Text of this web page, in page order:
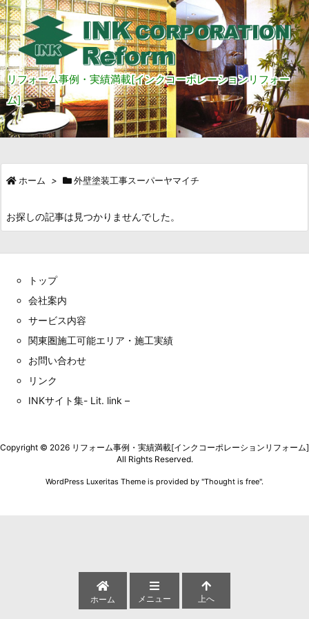
リフォーム事例・実績満載[インクコーポレーションリフォー
ム]
ホーム > 外壁塗装工事スーパーヤマイチ
お探しの記事は見つかりませんでした。
トップ
会社案内
サービス内容
関東圏施工可能エリア・施工実績
お問い合わせ
リンク
INKサイト集- Lit. link –
ホーム メニュー 上へ
Copyright © 2026 リフォーム事例・実績満載[インクコーポレーションリフォーム]
All Rights Reserved.
WordPress Luxeritas Theme is provided by "Thought is free".